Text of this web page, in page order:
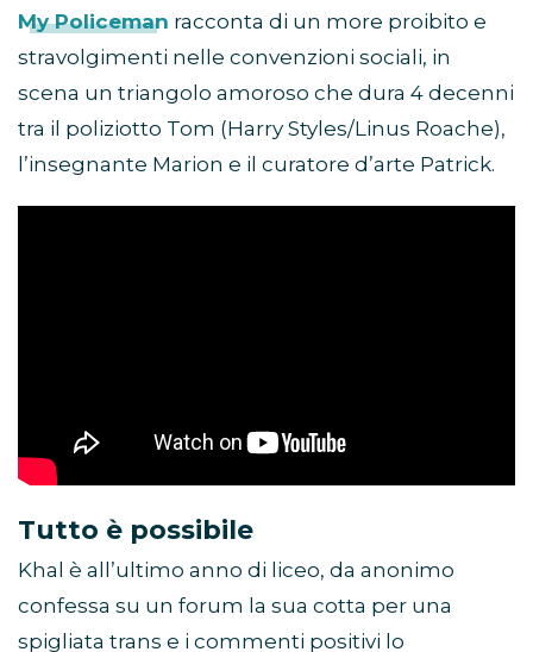
My Policeman racconta di un more proibito e
stravolgimenti nelle convenzioni sociali, in
scena un triangolo amoroso che dura 4 decenni
tra il poliziotto Tom (Harry Styles/Linus Roache),
l’insegnante Marion e il curatore d’arte Patrick.
Tutto è possibile
Khal è all’ultimo anno di liceo, da anonimo
confessa su un forum la sua cotta per una
spigliata trans e i commenti positivi lo